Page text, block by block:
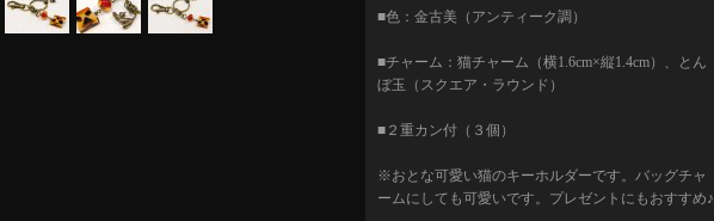
■色：金古美（アンティーク調）
■チャーム：猫チャーム（横1.6cm×縦1.4cm）、とん
ぼ玉（スクエア・ラウンド）
■２重カン付（３個）
※おとな可愛い猫のキーホルダーです。バッグチャ
ームにしても可愛いです。プレゼントにもおすすめ♪